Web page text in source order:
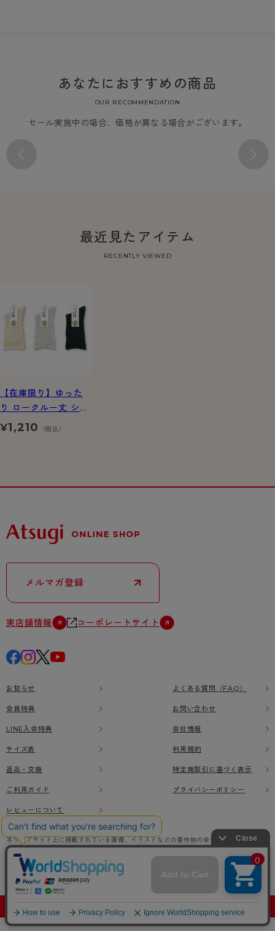
あなたにおすすめの商品
OUR RECOMMENDATION
セール実施中の場合、価格が異なる場合がございます。
最近見たアイテム
RECENTLY VIEWED
【在庫限り】ゆった
り ロークルー丈 シル
ク入り ソックス
¥1,210 （税込）
メルマガ登録
実店舗情報 コーポレートサイト
お知らせ
会員特典
LINE入会特典
サイズ表
返品・交換
ご利用ガイド
レビューについて
よくある質問（FAQ）
お問い合わせ
会社情報
利用規約
特定商取引に基づく表示
プライバシーポリシー
本ウェブサイト上に掲載されている画像、イラストなどの著作物の全部または一部をアツ